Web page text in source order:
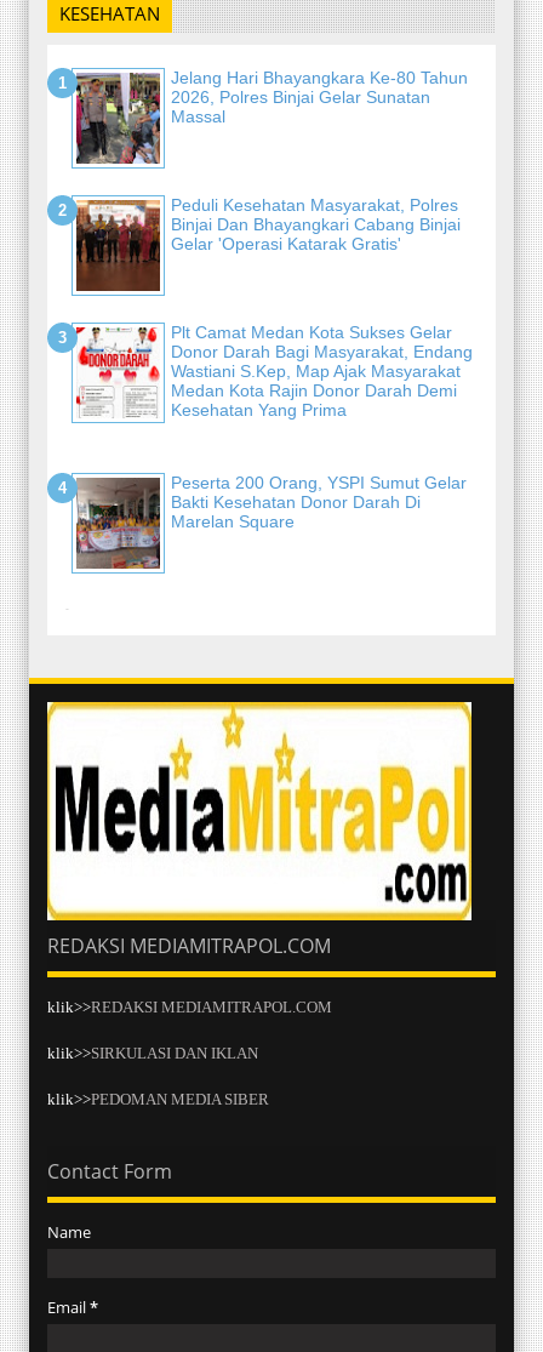
KESEHATAN
Jelang Hari Bhayangkara Ke-80 Tahun
2026, Polres Binjai Gelar Sunatan
Massal
Peduli Kesehatan Masyarakat, Polres
Binjai Dan Bhayangkari Cabang Binjai
Gelar 'Operasi Katarak Gratis'
Plt Camat Medan Kota Sukses Gelar
Donor Darah Bagi Masyarakat, Endang
Wastiani S.Kep, Map Ajak Masyarakat
Medan Kota Rajin Donor Darah Demi
Kesehatan Yang Prima
Peserta 200 Orang, YSPI Sumut Gelar
Bakti Kesehatan Donor Darah Di
Marelan Square
-
REDAKSI MEDIAMITRAPOL.COM
klik>>REDAKSI MEDIAMITRAPOL.COM
klik>>SIRKULASI DAN IKLAN
klik>>PEDOMAN MEDIA SIBER
Contact Form
Name
Email*